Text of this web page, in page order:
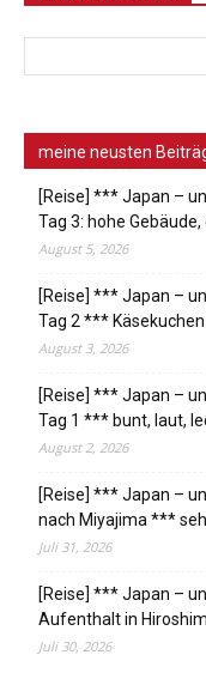
meine neusten
[Reise] *** Japan –
Tag 3: hohe
August 5, 2026
[Reise] *** Japan –
Tag 2 ***
August 3, 2026
[Reise] *** Japan –
Tag 1 *** bunt, laut,
August 2, 2026
[Reise] *** Japan –
nach Miyajima ***
Juli 31, 2026
[Reise] *** Japan –
Aufenthalt in
Juli 30, 2026